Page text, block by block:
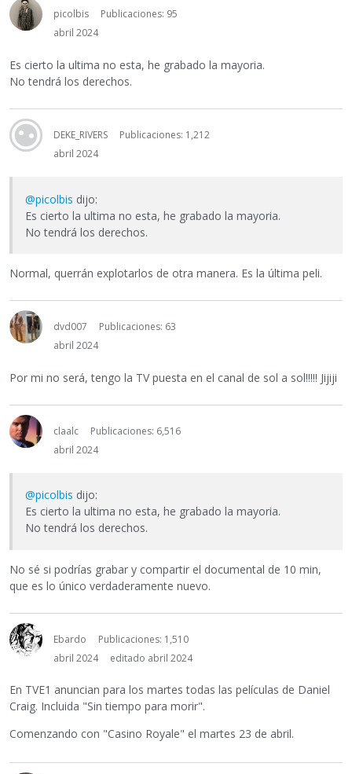
picolbis
Publicaciones: 95
abril 2024
Es cierto la ultima no esta, he grabado la mayoria.
No tendrá los derechos.
DEKE_RIVERS
Publicaciones: 1,212
abril 2024
@picolbis dijo:
Es cierto la ultima no esta, he grabado la mayoria.
No tendrá los derechos.
Normal, querrán explotarlos de otra manera. Es la última peli.
dvd007
Publicaciones: 63
abril 2024
Por mi no será, tengo la TV puesta en el canal de sol a sol!!!!! Jijiji
claalc
Publicaciones: 6,516
abril 2024
@picolbis dijo:
Es cierto la ultima no esta, he grabado la mayoria.
No tendrá los derechos.
No sé si podrías grabar y compartir el documental de 10 min,
que es lo único verdaderamente nuevo.
Ebardo
Publicaciones: 1,510
abril 2024
editado abril 2024
En TVE1 anuncian para los martes todas las películas de Daniel
Craig. Incluida "Sin tiempo para morir".
Comenzando con "Casino Royale" el martes 23 de abril.